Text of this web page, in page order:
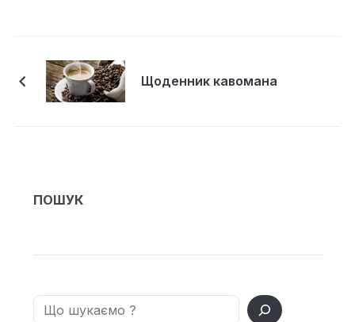
Щоденник кавомана
ПОШУК
Search